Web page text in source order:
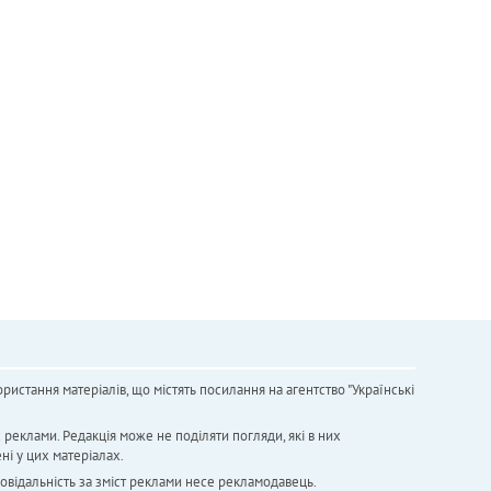
матеріалів, що містять посилання на агентство "Українськi
Редакція може не поділяти погляди, які в них
у цих матеріалах.
за зміст реклами несе рекламодавець.